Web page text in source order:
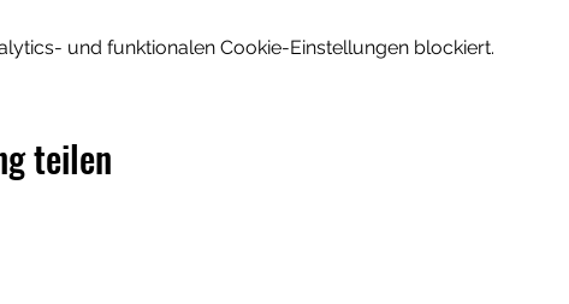
und funktionalen Cookie-Einstellungen blockiert.
teilen